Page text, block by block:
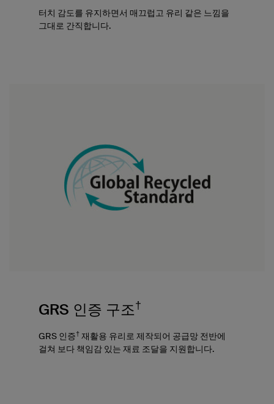
터치 감도를 유지하면서 매끄럽고 유리 같은 느낌을
그대로 간직합니다.
GRS 인증 구조†
GRS 인증† 재활용 유리로 제작되어 공급망 전반에
걸쳐 보다 책임감 있는 재료 조달을 지원합니다.